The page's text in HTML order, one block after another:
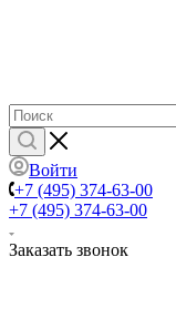
Войти
+7 (495) 374-63-00
+7 (495) 374-63-00
Заказать звонок